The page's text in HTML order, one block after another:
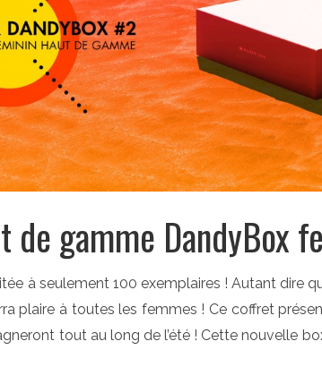
de gamme DandyBox
à seulement 100 exemplaires ! Autant dire
plaire à toutes les femmes ! Ce coffret
tout au long de l’été ! Cette nouvelle